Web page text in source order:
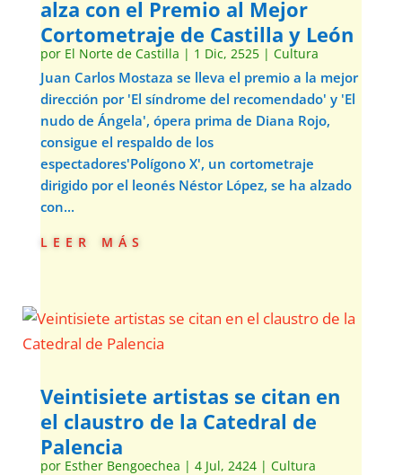
alza con el Premio al Mejor
Cortometraje de Castilla y León
por El Norte de Castilla | 1 Dic, 2525| Cultura
Juan Carlos Mostaza se lleva el premio a la mejor
dirección por 'El síndrome del recomendado' y 'El
nudo de Ángela', ópera prima de Diana Rojo,
consigue el respaldo de los
espectadores'Polígono X', un cortometraje
dirigido por el leonés Néstor López, se ha alzado
con...
leer más
Veintisiete artistas se citan en
el claustro de la Catedral de
Palencia
por Esther Bengoechea | 4 Jul, 2424| Cultura